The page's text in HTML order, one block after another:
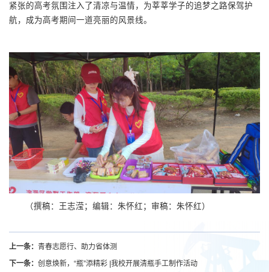
紧张的高考氛围注入了清凉与温情，为莘莘学子的追梦之路保驾护
航，成为高考期间一道亮丽的风景线。
（撰稿：王志滢；编辑：朱怀红；审稿：朱怀红）
上一条： 青春志愿行、助力省体测
下一条： 创意焕新，“瓶”添精彩 |我校开展清瓶手工制作活动